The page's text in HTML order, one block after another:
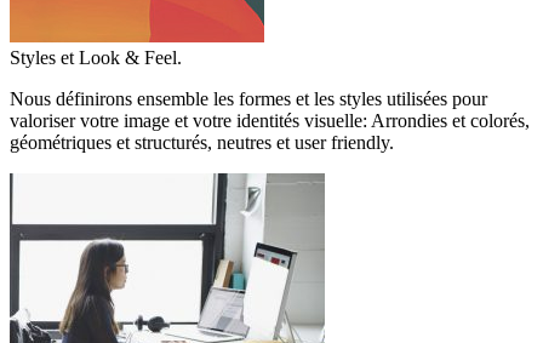
Styles et Look & Feel.
Nous définirons ensemble les formes et les styles utilisées pour
valoriser votre image et votre identités visuelle: Arrondies et colorés,
géométriques et structurés, neutres et user friendly.